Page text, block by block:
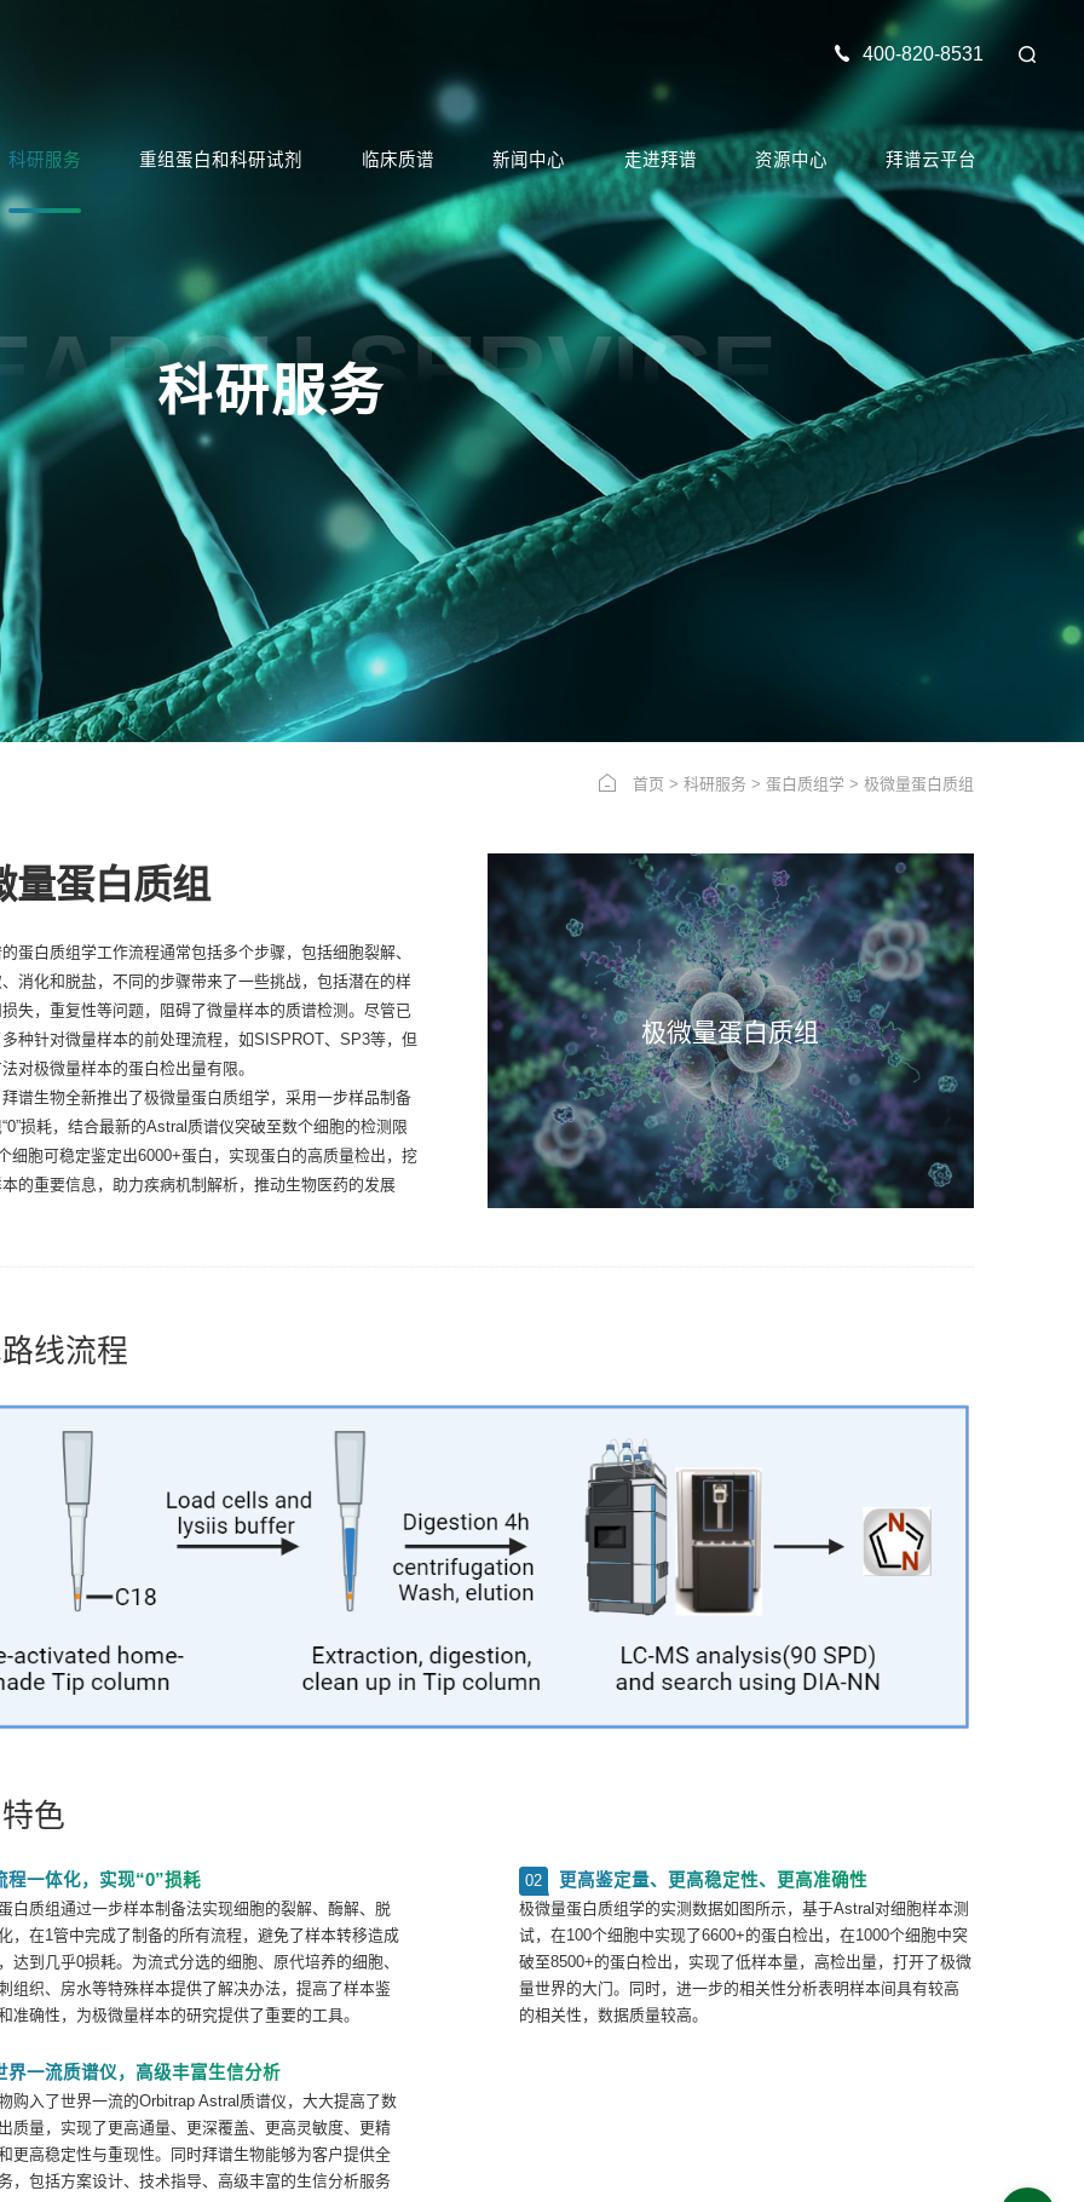
400-820-8531
科研服务 重组蛋白和科研试剂 临床质谱 新闻中心 走进拜谱 资源中心 拜谱云平台
SERVICE
科研服务
首页 > 科研服务 > 蛋白质组学 > 极微量蛋白质组
量蛋白质组
蛋白质组学工作流程通常包括多个步骤，包括细胞裂解、
消化和脱盐，不同的步骤带来了一些挑战，包括潜在的样
失，重复性等问题，阻碍了微量样本的质谱检测。尽管已
种针对微量样本的前处理流程，如SISPROT、SP3等，但
对极微量样本的蛋白检出量有限。
谱生物全新推出了极微量蛋白质组学，采用一步样品制备
损耗，结合最新的Astral质谱仪突破至数个细胞的检测限
细胞可稳定鉴定出6000+蛋白，实现蛋白的高质量检出，挖
的重要信息，助力疾病机制解析，推动生物医药的发展
极微量蛋白质组
线流程
色
程一体化，实现“0”损耗
白质组通过一步样本制备法实现细胞的裂解、酶解、脱
，在1管中完成了制备的所有流程，避免了样本转移造成
达到几乎0损耗。为流式分选的细胞、原代培养的细胞、
组织、房水等特殊样本提供了解决办法，提高了样本鉴
准确性，为极微量样本的研究提供了重要的工具。
02 更高鉴定量、更高稳定性、更高准确性
极微量蛋白质组学的实测数据如图所示，基于Astral对细胞样本测
试，在100个细胞中实现了6600+的蛋白检出，在1000个细胞中突
破至8500+的蛋白检出，实现了低样本量，高检出量，打开了极微
量世界的大门。同时，进一步的相关性分析表明样本间具有较高
的相关性，数据质量较高。
界一流质谱仪，高级丰富生信分析
购入了世界一流的Orbitrap Astral质谱仪，大大提高了数
质量，实现了更高通量、更深覆盖、更高灵敏度、更精
更高稳定性与重现性。同时拜谱生物能够为客户提供全
，包括方案设计、技术指导、高级丰富的生信分析服务